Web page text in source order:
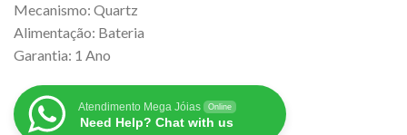
Mecanismo: Quartz
Alimentação: Bateria
Garantia: 1 Ano
Atendimento Mega Jóias Online
Need Help? Chat with us